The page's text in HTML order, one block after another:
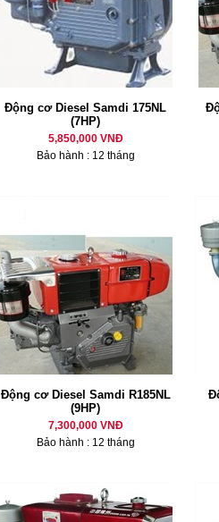
Động cơ Diesel Samdi 175NL
(7HP)
5,850,000 VNĐ
Bảo hành : 12 tháng
Động cơ Diesel Samdi R185NL
(9HP)
7,300,000 VNĐ
Bảo hành : 12 tháng